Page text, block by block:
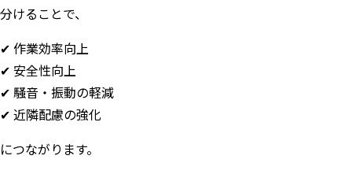
分けることで、
✔ 作業効率向上
✔ 安全性向上
✔ 騒音・振動の軽減
✔ 近隣配慮の強化
につながります。